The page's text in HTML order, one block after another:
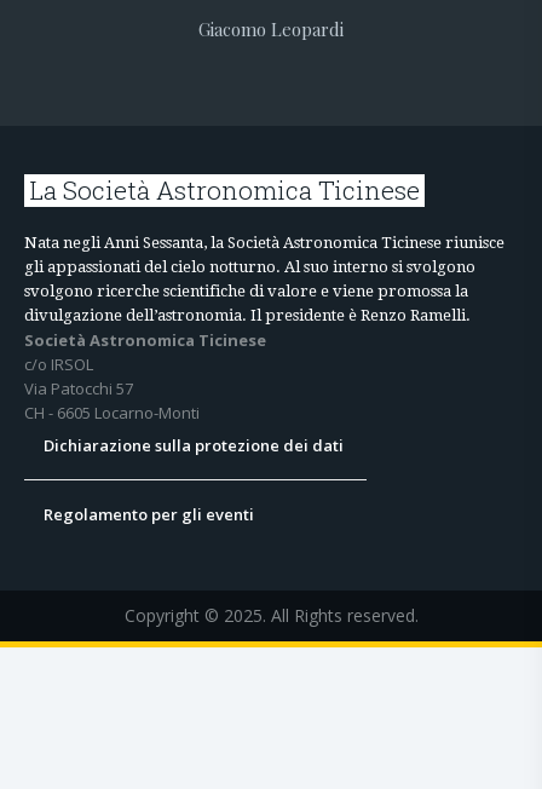
Giacomo Leopardi
La Società Astronomica Ticinese
Nata negli Anni Sessanta, la Società Astronomica Ticinese riunisce
gli appassionati del cielo notturno. Al suo interno si svolgono
svolgono ricerche scientifiche di valore e viene promossa la
divulgazione dell’astronomia. Il presidente è Renzo Ramelli.
Società Astronomica Ticinese
c/o IRSOL
Via Patocchi 57
CH - 6605 Locarno-Monti
Dichiarazione sulla protezione dei dati
Regolamento per gli eventi
Copyright © 2025. All Rights reserved.